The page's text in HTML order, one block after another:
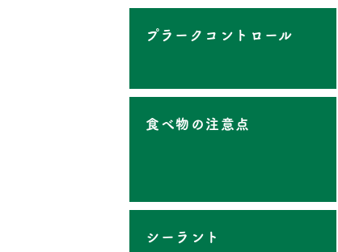
プラークコントロール
食べ物の注意点
シーラント